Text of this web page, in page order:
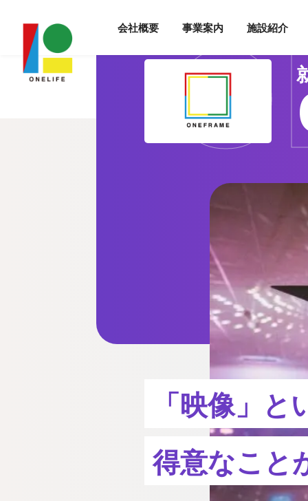
会社概要 事業案内 施設紹介
「映像」
得意なこと